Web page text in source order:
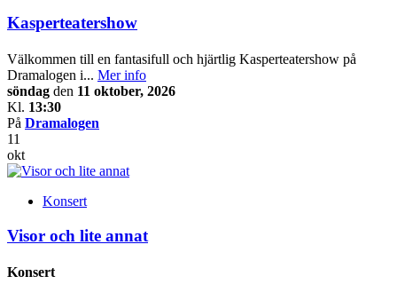
Kasperteatershow
Välkommen till en fantasifull och hjärtlig Kasperteatershow på
Dramalogen i... Mer info
söndag den 11 oktober, 2026
Kl. 13:30
På Dramalogen
11
okt
Konsert
Visor och lite annat
Konsert